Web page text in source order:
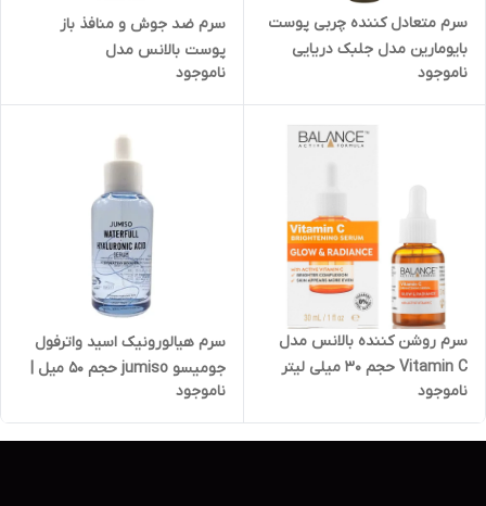
سرم متعادل کننده چربی پوست
بایومارین مدل جلبک دریایی
مناسب پوست های چرب،جوشدار
و دارای آکنه حجم 60 میلی لیتر
ناموجود
سرم ضد جوش و منافذ باز
پوست بالانس مدل
Niacinamide حجم 30 میلی لیتر
ناموجود
سرم روشن کننده بالانس مدل
Vitamin C حجم 30 میلی لیتر
ناموجود
سرم هیالورونیک اسید واترفول
جومیسو jumiso حجم ۵۰ میل |
Jumiso Waterfull Hyaluronic
Asid Serum 50ml
ناموجود